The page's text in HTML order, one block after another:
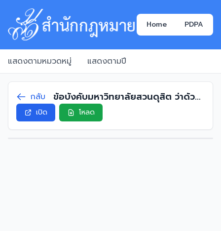
Home PDPA
แสดงตามหมวดหมู่ แสดงตามปี
กลับ
ข้อบังคับมหาวิทยาลัยสวนดุสิต ว่าด้วย
คณะกรรมการบริหารทรัพย์สินของ
มหาวิทยาลัย (ฉบับที่ 2) พ.ศ. 2567
เปิด โหลด